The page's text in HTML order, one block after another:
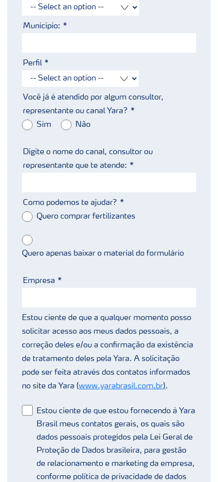
Município:
Perfil
Você já é atendido por algum consultor,
representante ou canal Yara?
Sim
Não
Digite o nome do canal, consultor ou
representante que te atende:
Como podemos te ajudar?
Quero comprar fertilizantes
Quero apenas baixar o material do formulário
Empresa
Estou ciente de que a qualquer momento posso
solicitar acesso aos meus dados pessoais, a
correção deles e/ou a confirmação da existência
de tratamento deles pela Yara. A solicitação
pode ser feita através dos contatos informados
no site da Yara (www.yarabrasil.com.br).
Estou ciente de que estou fornecendo à Yara
Brasil meus contatos gerais, os quais são
dados pessoais protegidos pela Lei Geral de
Proteção de Dados brasileira, para gestão
de relacionamento e marketing da empresa,
conforme política de privacidade de dados